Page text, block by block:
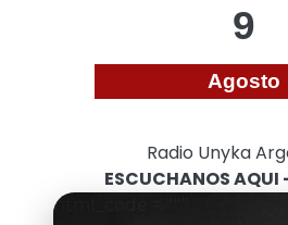
9
Agosto
Radio Unyka
ESCUCHANOS AQUI